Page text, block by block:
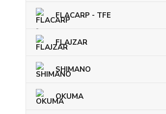
FLACARP - TFE
FLAJZAR
SHIMANO
OKUMA